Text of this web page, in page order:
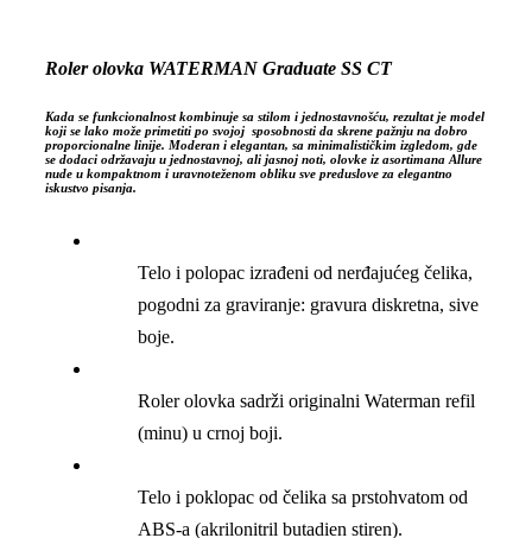
Roler olovka WATERMAN Graduate SS CT
Kada se funkcionalnost kombinuje sa stilom i jednostavnošću, rezultat je model
koji se lako može primetiti po svojoj sposobnosti da skrene pažnju na dobro
proporcionalne linije. Moderan i elegantan, sa minimalističkim izgledom, gde
se dodaci održavaju u jednostavnoj, ali jasnoj noti, olovke iz asortimana Allure
nude u kompaktnom i uravnoteženom obliku sve preduslove za elegantno
iskustvo pisanja.
Telo i polopac izrađeni od nerđajućeg čelika,
pogodni za graviranje: gravura diskretna, sive
boje.
Roler olovka sadrži originalni Waterman refil
(minu) u crnoj boji.
Telo i poklopac od čelika sa prstohvatom od
ABS-a (akrilonitril butadien stiren).